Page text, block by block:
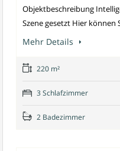
Objektbeschreibung
Szene gesetzt Hier können
Mehr Details
220 m²
3 Schlafzimmer
2 Badezimmer